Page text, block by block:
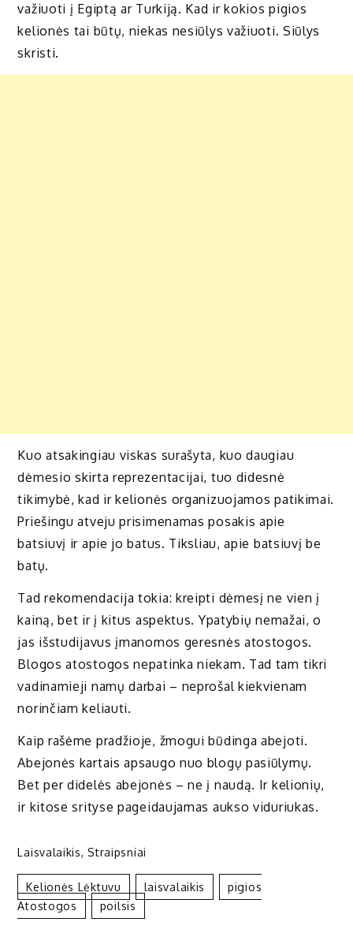
važiuoti į Egiptą ar Turkiją. Kad ir kokios pigios
kelionės tai būtų, niekas nesiūlys važiuoti. Siūlys
skristi.
Kuo atsakingiau viskas surašyta, kuo daugiau
dėmesio skirta reprezentacijai, tuo didesnė
tikimybė, kad ir kelionės organizuojamos patikimai.
Priešingu atveju prisimenamas posakis apie
batsiuvį ir apie jo batus. Tiksliau, apie batsiuvį be
batų.
Tad rekomendacija tokia: kreipti dėmesį ne vien į
kainą, bet ir į kitus aspektus. Ypatybių nemažai, o
jas išstudijavus įmanomos geresnės atostogos.
Blogos atostogos nepatinka niekam. Tad tam tikri
vadinamieji namų darbai – neprošal kiekvienam
norinčiam keliauti.
Kaip rašėme pradžioje, žmogui būdinga abejoti.
Abejonės kartais apsaugo nuo blogų pasiūlymų.
Bet per didelės abejonės – ne į naudą. Ir kelionių,
ir kitose srityse pageidaujamas aukso viduriukas.
Laisvalaikis,Straipsniai
Kelionės Lėktuvu Laisvalaikis
Pigios
Atostogos
Poilsis